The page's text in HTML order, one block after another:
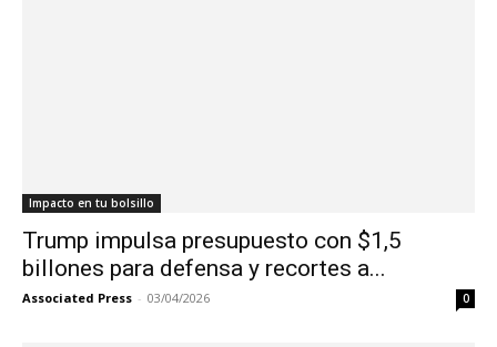
Impacto en tu bolsillo
Trump impulsa presupuesto con $1,5
billones para defensa y recortes a...
Associated Press - 03/04/2026 0